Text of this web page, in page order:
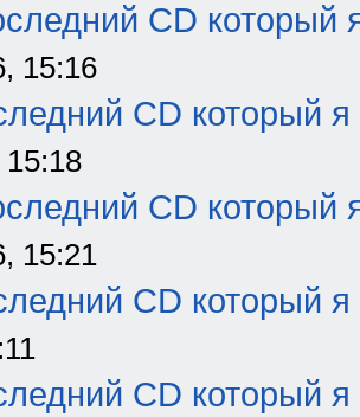
CD который
15:16
CD который я
CD который
15:21
CD который я
CD который я